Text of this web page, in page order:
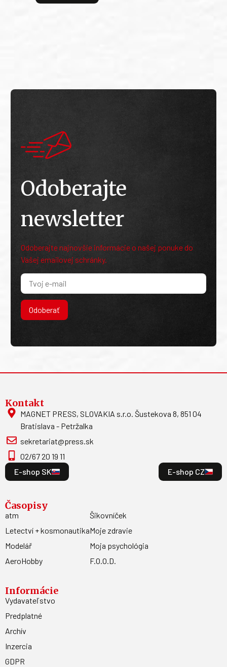
Odoberajte
newsletter
Odoberajte najnovšie informácie o našej ponuke do
Vašej emailovej schránky.
Odoberať
Kontakt
MAGNET PRESS, SLOVAKIA s.r.o. Šustekova 8, 851 04
Bratislava - Petržalka
sekretariat@press.sk
02/67 20 19 11
E-shop SK
E-shop CZ
Časopisy
atm
Letectví + kosmonautika
Modelář
AeroHobby
Šikovníček
Moje zdravie
Moja psychológia
F.O.O.D.
Informácie
Vydavateľstvo
Predplatné
Archív
Inzercia
GDPR